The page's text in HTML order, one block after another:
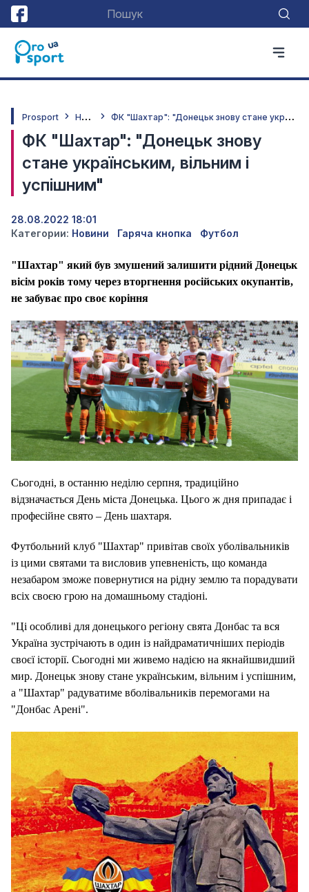
Prosport Н
овини Ф
К "Шахтар": "Донецьк знову стане українським, вільним і успішним"
ФК "Шахтар": "Донецьк знову
стане українським, вільним і
успішним"
28.08.2022 18:01
Категории: Новини Гаряча кнопка Футбол
"Шахтар" який був змушений залишити рідний Донецьк
вісім років тому через вторгнення російських окупантів,
не забуває про своє коріння
Сьогодні, в останню неділю серпня, традиційно
відзначається День міста Донецька. Цього ж дня припадає і
професійне свято – День шахтаря.
Футбольний клуб "Шахтар" привітав своїх уболівальників
із цими святами та висловив упевненість, що команда
незабаром зможе повернутися на рідну землю та порадувати
всіх своєю грою на домашньому стадіоні.
"Ці особливі для донецького регіону свята Донбас та вся
Україна зустрічають в один із найдраматичніших періодів
своєї історії. Сьогодні ми живемо надією на якнайшвидший
мир. Донецьк знову стане українським, вільним і успішним,
а "Шахтар" радуватиме вболівальників перемогами на
"Донбас Арені".